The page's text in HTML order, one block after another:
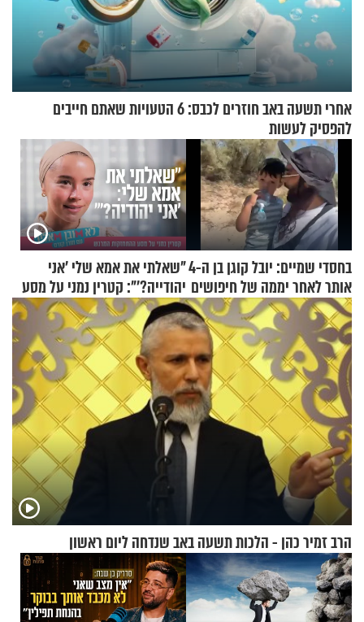
אחרי תשעה באב חוזרים לכבס: 6 הטעויות שאתם חייבים
להפסיק לעשות
בחסדי שמיים: יובל קוגן בן ה-4
אותר לאחר יממה של חיפושים
"שאלתי את אמא שלי 'אני
יהודייה?'": קטרין נמני על מסע
ההתחזקות המרגש
הרב זמיר כהן - הלכות תשעה באב שנדחה ליום ראשון